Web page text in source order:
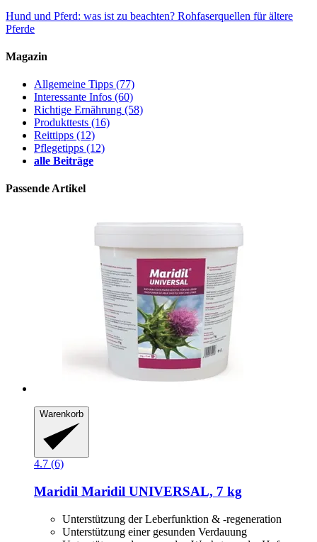
Hund und Pferd: was ist zu beachten? Rohfaserquellen für ältere
Pferde
Magazin
Allgemeine Tipps (77)
Interessante Infos (60)
Richtige Ernährung (58)
Produkttests (16)
Reittipps (12)
Pflegetipps (12)
alle Beiträge
Passende Artikel
Warenkorb
4.7 (6)
Maridil Maridil UNIVERSAL, 7 kg
Unterstützung der Leberfunktion & -regeneration
Unterstützung einer gesunden Verdauung